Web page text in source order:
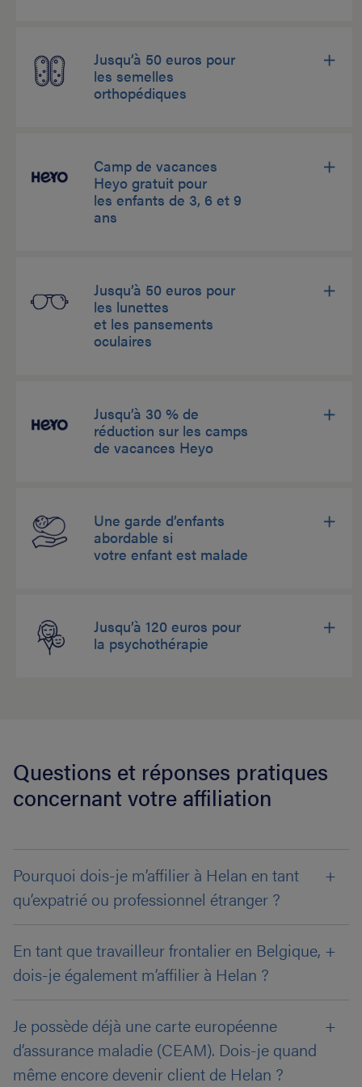
Jusqu’à 50 euros pour
les semelles
orthopédiques
Camp de vacances
Heyo gratuit pour
les enfants de 3, 6 et 9
ans
Jusqu’à 50 euros pour
les lunettes
et les pansements
oculaires
Jusqu’à 30 % de
réduction sur les camps
de vacances Heyo
Une garde d’enfants
abordable si
votre enfant est malade
Jusqu’à 120 euros pour
la psychothérapie
Questions et réponses pratiques
concernant votre affiliation
Pourquoi dois-je m’affilier à Helan en tant
qu’expatrié ou professionnel étranger ?
En tant que travailleur frontalier en Belgique,
dois-je également m’affilier à Helan ?
Je possède déjà une carte européenne
d’assurance maladie (CEAM). Dois-je quand
même encore devenir client de Helan ?